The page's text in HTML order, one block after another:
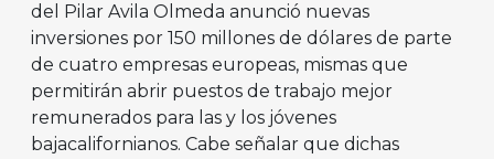
del Pilar Avila Olmeda anunció nuevas
inversiones por 150 millones de dólares de parte
de cuatro empresas europeas, mismas que
permitirán abrir puestos de trabajo mejor
remunerados para las y los jóvenes
bajacalifornianos. Cabe señalar que dichas